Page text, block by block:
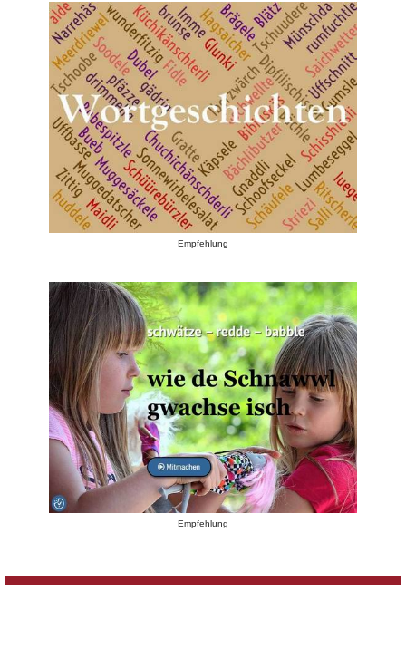
Empfehlung
Empfehlung